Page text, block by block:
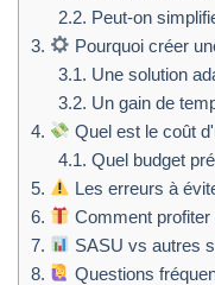
2.2. Peut-on
3.
Pourquoi créer
3.1. Une solution
3.2. Un gain de
4.
Quel est le coût
4.1. Quel budget
5.
Les erreurs à
6.
Comment
7.
SASU vs autres
8.
Questions